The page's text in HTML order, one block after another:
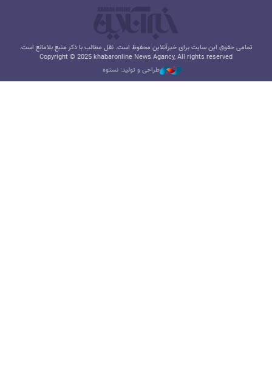
تمامی حقوق این سایت برای خبرآنلاین محفوظ است. نقل مطالب با ذکر منبع بلامانع است.
Copyright © 2025 khabaronline News Agancy, All rights reserved
طراحی و تولید: نستوه